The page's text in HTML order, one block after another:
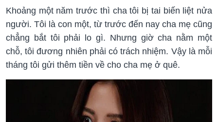
Khoảng một năm trước thì cha tôi bị tai biến liệt nửa
người. Tôi là con một, từ trước đến nay cha mẹ cũng
chẳng bắt tôi phải lo gì. Nhưng giờ cha nằm một
chỗ, tôi đương nhiên phải có trách nhiệm. Vậy là mỗi
tháng tôi gửi thêm tiền về cho cha mẹ ở quê.